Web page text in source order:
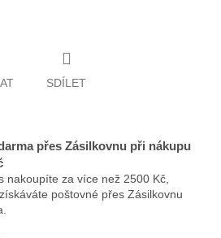
SDÍLET
přes Zásilkovnu při nákupu
nakoupíte za více než 2500 Kč,
poštovné přes Zásilkovnu